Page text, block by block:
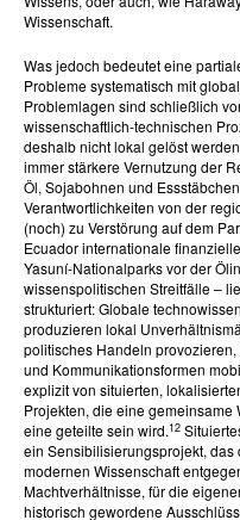
Wissenschaft.
Was jedoch bedeutet eine
Probleme systematisch mit
Problemlagen sind schließlich
wissenschaftlich-technischen
deshalb nicht lokal gelöst
immer stärkere Vernutzung der
Öl, Sojabohnen und
Verantwortlichkeiten von der
(noch) zu Verstörung auf dem
Ecuador internationale
Yasuní-Nationalparks vor der
wissenspolitischen Streitfälle –
strukturiert: Globale
produzieren lokal
politisches Handeln
und Kommunikationsformen
explizit von situierten,
Projekten, die eine
eine geteilte sein wird.12
ein Sensibilisierungsprojekt,
modernen Wissenschaft
Machtverhältnisse, für die
historisch gewordene